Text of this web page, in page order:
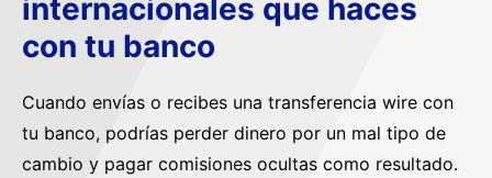
internacionales que haces
con tu banco
Cuando envías o recibes una transferencia wire con
tu banco, podrías perder dinero por un mal tipo de
cambio y pagar comisiones ocultas como resultado.